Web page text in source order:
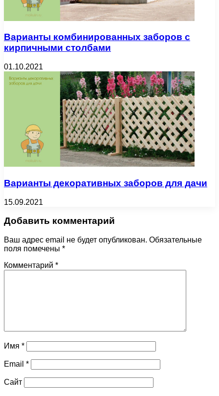
Варианты комбинированных заборов с
кирпичными столбами
01.10.2021
Варианты декоративных заборов для дачи
15.09.2021
Добавить комментарий
Ваш адрес email не будет опубликован. Обязательные
поля помечены *
Комментарий *
Имя *
Email *
Сайт